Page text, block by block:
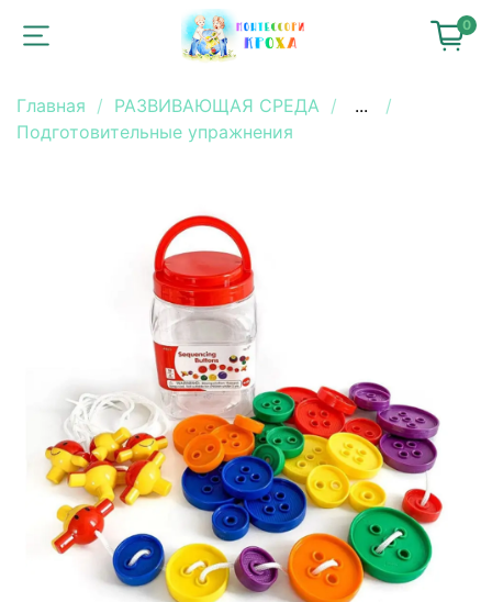
0
Главная РАЗВИВАЮЩАЯ СРЕДА
...
Подготовительные упражнения